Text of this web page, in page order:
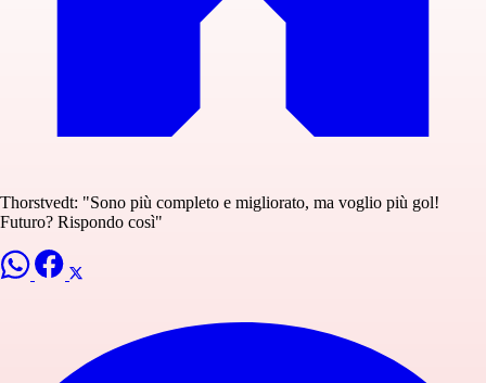
Thorstvedt: "Sono più completo e migliorato, ma voglio più gol!
Futuro? Rispondo così"